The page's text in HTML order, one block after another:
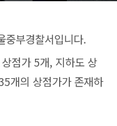
중부경찰서입니다.
점가 5개, 지하도 상
개의 상점가가 존재하